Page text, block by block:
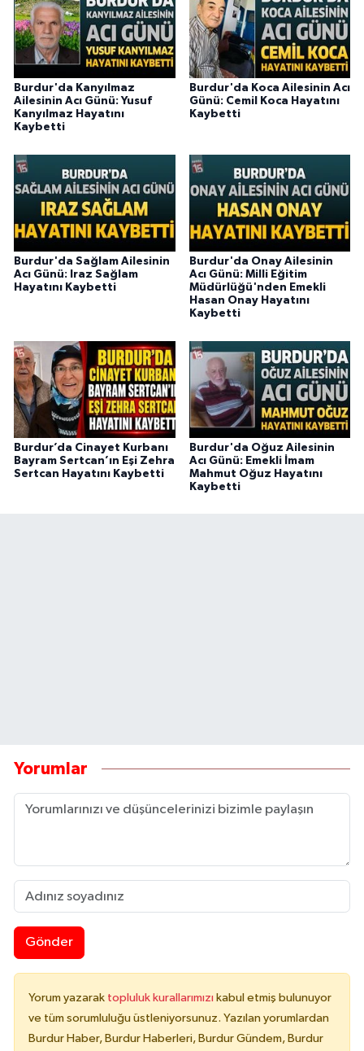
Burdur'da Kanyılmaz
Ailesinin Acı Günü: Yusuf
Kanyılmaz Hayatını
Kaybetti
Burdur'da Koca Ailesinin Acı
Günü: Cemil Koca Hayatını
Kaybetti
Burdur'da Sağlam Ailesinin
Acı Günü: Iraz Sağlam
Hayatını Kaybetti
Burdur'da Onay Ailesinin
Acı Günü: Milli Eğitim
Müdürlüğü'nden Emekli
Hasan Onay Hayatını
Kaybetti
Burdur’da Cinayet Kurbanı
Bayram Sertcan’ın Eşi Zehra
Sertcan Hayatını Kaybetti
Burdur'da Oğuz Ailesinin
Acı Günü: Emekli İmam
Mahmut Oğuz Hayatını
Kaybetti
Yorumlar
Gönder
Yorum yazarak topluluk kurallarımızı kabul etmiş bulunuyor
ve tüm sorumluluğu üstleniyorsunuz. Yazılan yorumlardan
Burdur Haber, Burdur Haberleri, Burdur Gündem, Burdur